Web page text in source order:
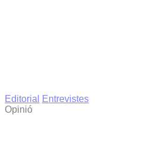
Editorial
Entrevistes
Opinió